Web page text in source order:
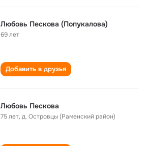
Любовь Пескова (Попукалова)
69 лет
Добавить в друзья
Любовь Пескова
75 лет,д. Островцы (Раменский район)